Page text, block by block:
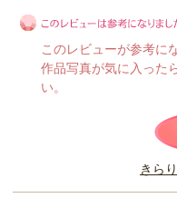
このレビューは参考になり
このレビューが参考に
作品写真が気に入った
い。
きら